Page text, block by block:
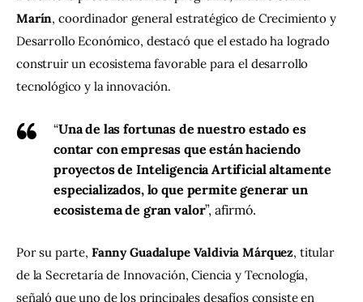
Marín, coordinador general estratégico de Crecimiento y
Desarrollo Económico, destacó que el estado ha logrado
construir un ecosistema favorable para el desarrollo
tecnológico y la innovación.
“Una de las fortunas de nuestro estado es
contar con empresas que están haciendo
proyectos de Inteligencia Artificial altamente
especializados, lo que permite generar un
ecosistema de gran valor”, afirmó.
Por su parte, Fanny Guadalupe Valdivia Márquez, titular
de la Secretaría de Innovación, Ciencia y Tecnología,
señaló que uno de los principales desafíos consiste en